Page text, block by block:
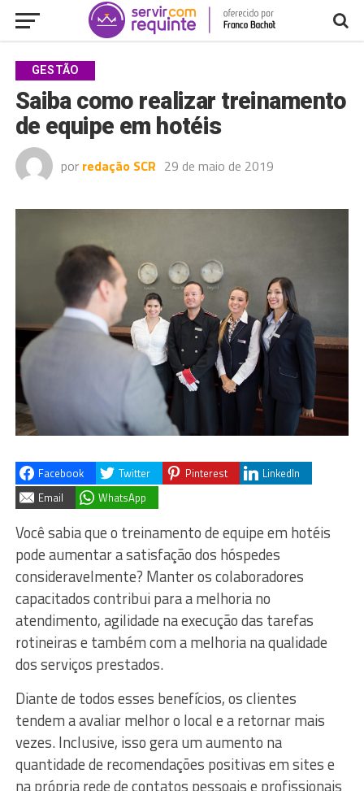
GESTÃO
Saiba como realizar treinamento
de equipe em hotéis
por redação SCR 29 de maio de 2019
Facebook Twitter Pinterest
LinkedIn
Email
WhatsApp
Você sabia que o treinamento de equipe em hotéis
pode aumentar a satisfação dos hóspedes
consideravelmente? Manter os colaboradores
capacitados contribui para a melhoria no
atendimento, agilidade na execução das tarefas
rotineiras e também com a melhoria na qualidade
dos serviços prestados.
Diante de todos esses benefícios, os clientes
tendem a avaliar melhor o local e a retornar mais
vezes. Inclusive, isso gera um aumento na
quantidade de recomendações positivas em sites e
na própria rede de contatos pessoais e profissionais